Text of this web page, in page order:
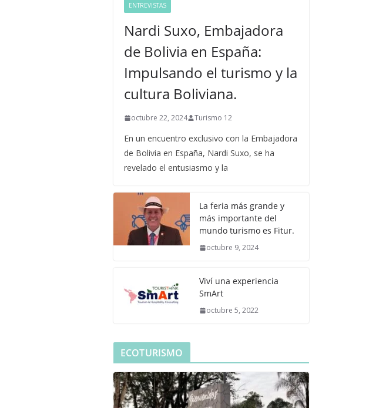
ENTREVISTAS
Nardi Suxo, Embajadora
de Bolivia en España:
Impulsando el turismo y la
cultura Boliviana.
octubre 22, 2024 Turismo 12
En un encuentro exclusivo con la Embajadora
de Bolivia en España, Nardi Suxo, se ha
revelado el entusiasmo y la
La feria más grande y
más importante del
mundo turismo es Fitur.
octubre 9, 2024
Viví una experiencia
SmArt
octubre 5, 2022
ECOTURISMO